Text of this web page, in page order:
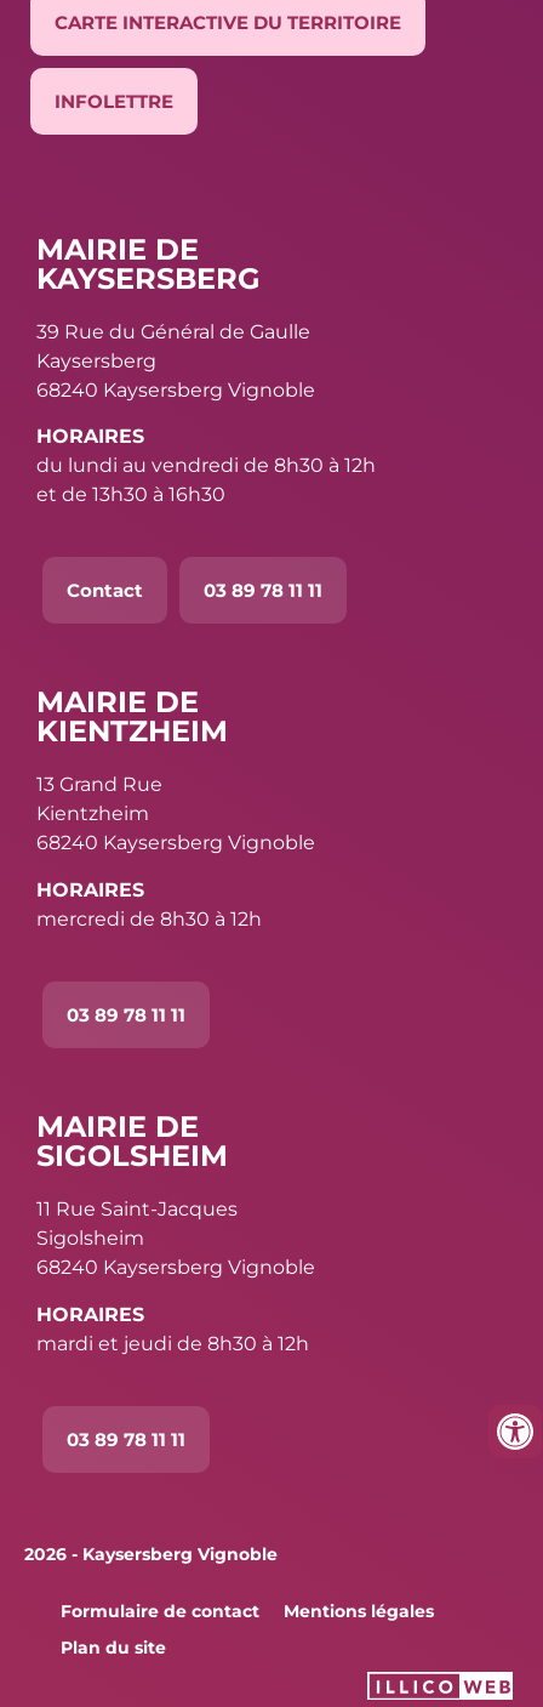
CARTE INTERACTIVE DU TERRITOIRE
INFOLETTRE
MAIRIE DE
KAYSERSBERG
39 Rue du Général de Gaulle
Kaysersberg
68240 Kaysersberg Vignoble
HORAIRES
du lundi au vendredi de 8h30 à 12h
et de 13h30 à 16h30
Contact 03 89 78 11 11
MAIRIE DE
KIENTZHEIM
13 Grand Rue
Kientzheim
68240 Kaysersberg Vignoble
HORAIRES
mercredi de 8h30 à 12h
03 89 78 11 11
MAIRIE DE
SIGOLSHEIM
11 Rue Saint-Jacques
Sigolsheim
68240 Kaysersberg Vignoble
HORAIRES
mardi et jeudi de 8h30 à 12h
03 89 78 11 11
2026 - Kaysersberg Vignoble
Formulaire de contact
Mentions légales
Plan du site